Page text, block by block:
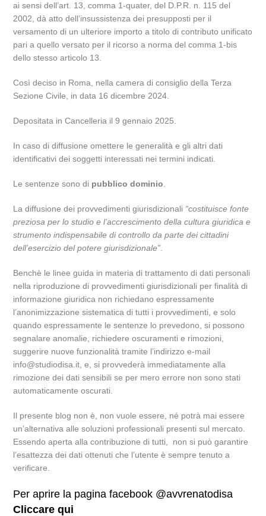
ai sensi dell’art. 13, comma 1-quater, del D.P.R. n. 115 del
2002, dà atto dell’insussistenza dei presupposti per il
versamento di un ulteriore importo a titolo di contributo unificato
pari a quello versato per il ricorso a norma del comma 1-bis
dello stesso articolo 13.
Così deciso in Roma, nella camera di consiglio della Terza
Sezione Civile, in data 16 dicembre 2024.
Depositata in Cancelleria il 9 gennaio 2025.
In caso di diffusione omettere le generalità e gli altri dati
identificativi dei soggetti interessati nei termini indicati.
Le sentenze sono di pubblico dominio
La diffusione dei provvedimenti giurisdizionali “costituisce fonte
preziosa per lo studio e l’accrescimento della cultura giuridica e
strumento indispensabile di controllo da parte dei cittadini
dell’esercizio del potere giurisdizionale”
Benchè le linee guida in materia di trattamento di dati personali
nella riproduzione di provvedimenti giurisdizionali per finalità di
informazione giuridica non richiedano espressamente
l’anonimizzazione sistematica di tutti i provvedimenti, e solo
quando espressamente le sentenze lo prevedono, si possono
segnalare anomalie, richiedere oscuramenti e rimozioni,
suggerire nuove funzionalità tramite l’indirizzo e-mail
info@studiodisa.it, e, si provvederà immediatamente alla
rimozione dei dati sensibili se per mero errore non sono stati
automaticamente oscurati.
Il presente blog non è, non vuole essere, né potrà mai essere
un’alternativa alle soluzioni professionali presenti sul mercato.
Essendo aperta alla contribuzione di tutti, non si può garantire
l’esattezza dei dati ottenuti che l’utente è sempre tenuto a
verificare.
Per aprire la pagina facebook @avvrenatodisa
Cliccare qui